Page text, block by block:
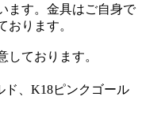
ます。金具はご自身で
おります。
しております。
ド、K18ピンクゴール